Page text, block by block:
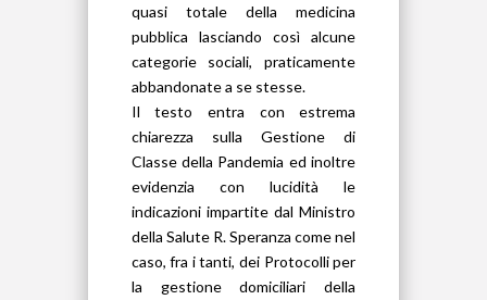
quasi totale della medicina
pubblica lasciando così alcune
categorie sociali, praticamente
abbandonate a se stesse.
Il testo entra con estrema
chiarezza sulla Gestione di
Classe della Pandemia ed inoltre
evidenzia con lucidità le
indicazioni impartite dal Ministro
della Salute R. Speranza come nel
caso, fra i tanti, dei Protocolli per
la gestione domiciliari della